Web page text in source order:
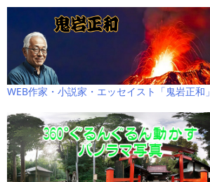
WEB作家・小説家・エッセイスト「鬼岩正和」